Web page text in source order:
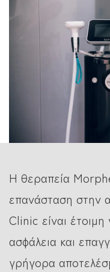
Η θεραπεία
επανάσταση στην
Clinic είναι
ασφάλεια και
γρήγορα